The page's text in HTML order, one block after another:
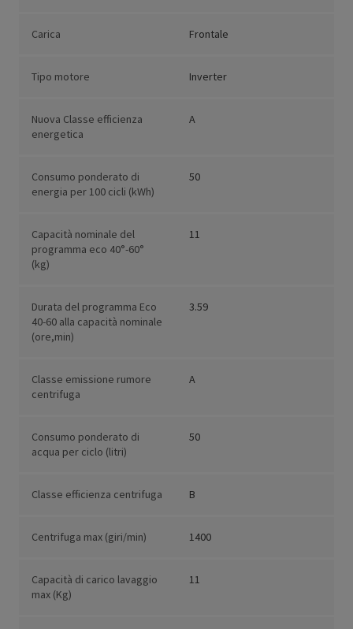
Carica Frontale
Tipo motore Inverter
Nuova Classe efficienza
energetica
A
Consumo ponderato di
energia per 100 cicli (kWh)
50
Capacità nominale del
programma eco 40°-60°
(kg)
11
Durata del programma Eco
40-60 alla capacità nominale
(ore,min)
3.59
Classe emissione rumore
centrifuga
A
Consumo ponderato di
acqua per ciclo (litri)
50
Classe efficienza centrifuga B
Centrifuga max (giri/min) 1400
Capacità di carico lavaggio
max (Kg)
11